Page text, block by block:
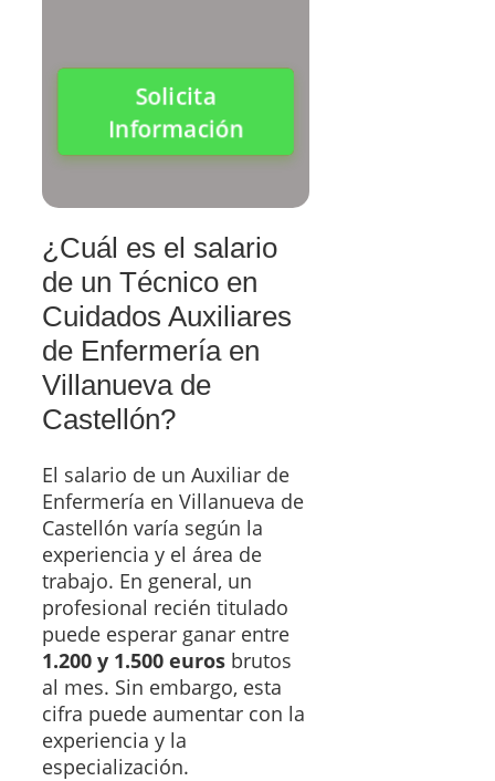
Solicita
Información
¿Cuál es el salario
de un Técnico en
Cuidados Auxiliares
de Enfermería en
Villanueva de
Castellón?
El salario de un Auxiliar de
Enfermería en Villanueva de
Castellón varía según la
experiencia y el área de
trabajo. En general, un
profesional recién titulado
puede esperar ganar entre
1.200 y 1.500 euros brutos
al mes. Sin embargo, esta
cifra puede aumentar con la
experiencia y la
especialización.